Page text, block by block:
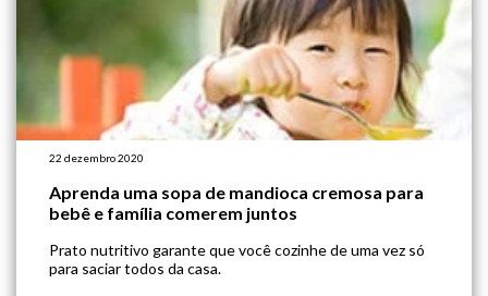
22 dezembro 2020
Aprenda uma sopa de mandioca cremosa para
bebê e família comerem juntos
Prato nutritivo garante que você cozinhe de uma vez só
para saciar todos da casa.